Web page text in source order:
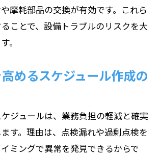
摩耗部品の交換が有効です。これら
ことで、設備トラブルのリスクを大
。
めるスケジュール作成の
ジュールは、業務負担の軽減と確実
す。理由は、点検漏れや過剰点検を
ミングで異常を発見できるからで